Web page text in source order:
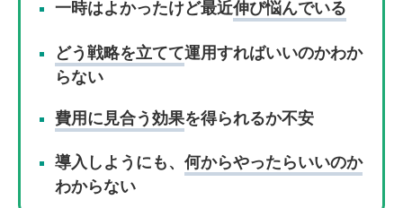
一時はよかったけど最近伸び悩んでいる
どう戦略を立てて運用すればいいのかわか
らない
費用に見合う効果を得られるか不安
導入しようにも、何からやったらいいのか
わからない